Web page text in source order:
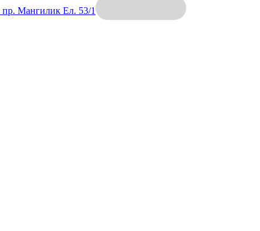
пр. Мангилик Ел. 53/1